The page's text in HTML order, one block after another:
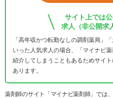
サイト上では
求人（非公開求
「高年収かつ転勤なしの調剤薬局」
いった人気求人の場合、「マイナビ
紹介してしまうこともあるためサイ
あります。
薬剤師のサイト「マイナビ薬剤師」では